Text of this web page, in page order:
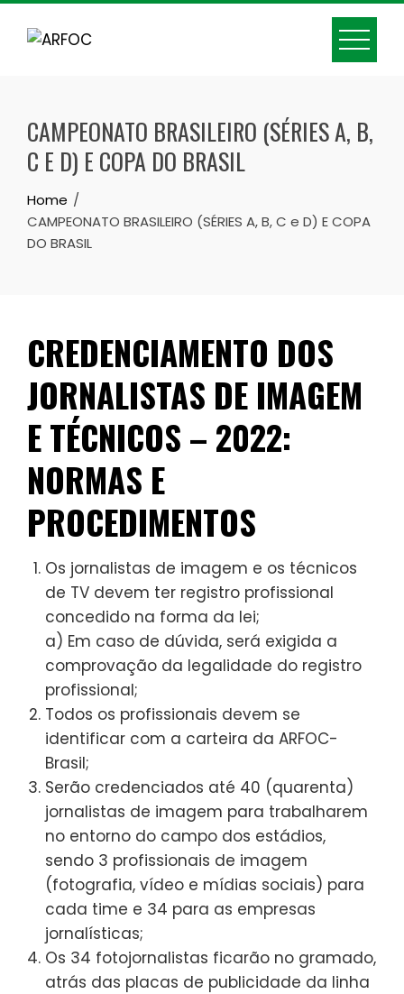
Skip
CAMPEONATO BRASILEIRO (SÉRIES A, B,
C E D) E COPA DO BRASIL
Home
CAMPEONATO BRASILEIRO (SÉRIES A, B, C e D) E COPA
DO BRASIL
CREDENCIAMENTO DOS
JORNALISTAS DE IMAGEM
E TÉCNICOS – 2022:
NORMAS E
PROCEDIMENTOS
Os jornalistas de imagem e os técnicos
de TV devem ter registro profissional
concedido na forma da lei;
a) Em caso de dúvida, será exigida a
comprovação da legalidade do registro
profissional;
Todos os profissionais devem se
identificar com a carteira da ARFOC-
Brasil;
Serão credenciados até 40 (quarenta)
jornalistas de imagem para trabalharem
no entorno do campo dos estádios,
sendo 3 profissionais de imagem
(fotografia, vídeo e mídias sociais) para
cada time e 34 para as empresas
jornalísticas;
Os 34 fotojornalistas ficarão no gramado,
atrás das placas de publicidade da linha